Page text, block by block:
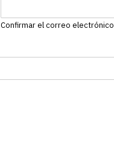
Confirmar el correo electrónico